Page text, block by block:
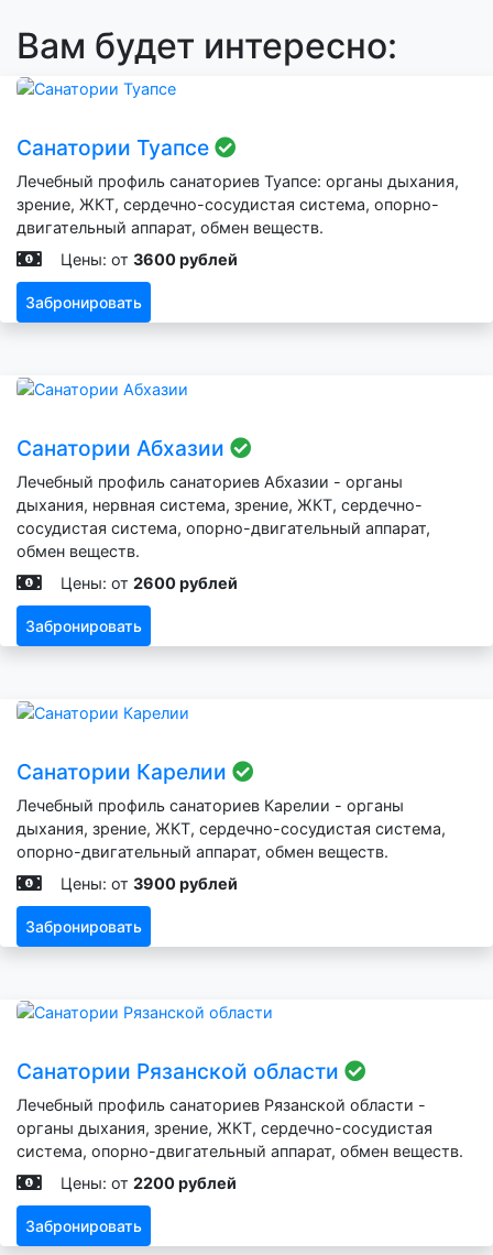
Вам будет интересно:
Санатории Туапсе
Лечебный профиль санаториев Туапсе: органы дыхания,
зрение, ЖКТ, сердечно-сосудистая система, опорно-
двигательный аппарат, обмен веществ.
Цены: от 3600 рублей
Забронировать
Санатории Абхазии
Лечебный профиль санаториев Абхазии - органы
дыхания, нервная система, зрение, ЖКТ, сердечно-
сосудистая система, опорно-двигательный аппарат,
обмен веществ.
Цены: от 2600 рублей
Забронировать
Санатории Карелии
Лечебный профиль санаториев Карелии - органы
дыхания, зрение, ЖКТ, сердечно-сосудистая система,
опорно-двигательный аппарат, обмен веществ.
Цены: от 3900 рублей
Забронировать
Санатории Рязанской области
Лечебный профиль санаториев Рязанской области -
органы дыхания, зрение, ЖКТ, сердечно-сосудистая
система, опорно-двигательный аппарат, обмен веществ.
Цены: от 2200 рублей
Забронировать